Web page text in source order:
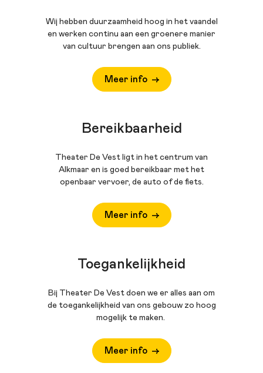
Wij hebben duurzaamheid hoog in het vaandel
en werken continu aan een groenere manier
van cultuur brengen aan ons publiek.
Meer info
Bereikbaarheid
Theater De Vest ligt in het centrum van
Alkmaar en is goed bereikbaar met het
openbaar vervoer, de auto of de fiets.
Meer info
Toegankelijkheid
Bij Theater De Vest doen we er alles aan om
de toegankelijkheid van ons gebouw zo hoog
mogelijk te maken.
Meer info